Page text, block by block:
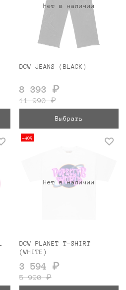
Нет в наличии
DCW JEANS (BLACK)
8 393 ₽
11 990 ₽
Выбрать
Нет в наличии
-40%
DCW PLANET T-SHIRT
(WHITE)
3 594 ₽
5 990 ₽